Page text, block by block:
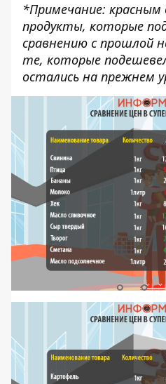
*Примечание:
продукты, которые
сравнению спрошлой
те, которые
остались на прежнем